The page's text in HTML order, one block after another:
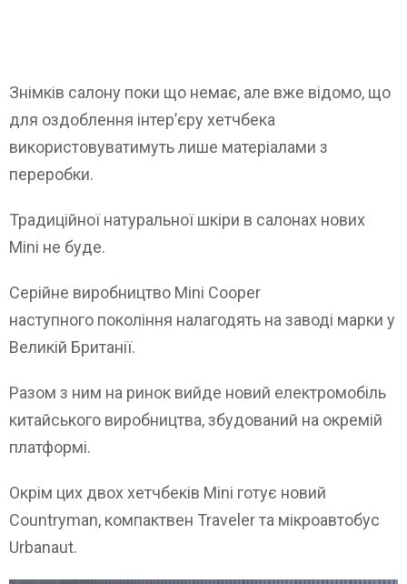
Знімків салону поки що немає, але вже відомо, що
для оздоблення інтер’єру хетчбека
використовуватимуть лише матеріалами з
переробки.
Традиційної натуральної шкіри в салонах нових
Mini не буде.
Серійне виробництво Mini Cooper
наступного покоління налагодять на заводі марки у
Великій Британії.
Разом з ним на ринок вийде новий електромобіль
китайського виробництва, збудований на окремій
платформі.
Окрім цих двох хетчбеків Mini готує новий
Countryman, компактвен Traveler та мікроавтобус
Urbanaut.